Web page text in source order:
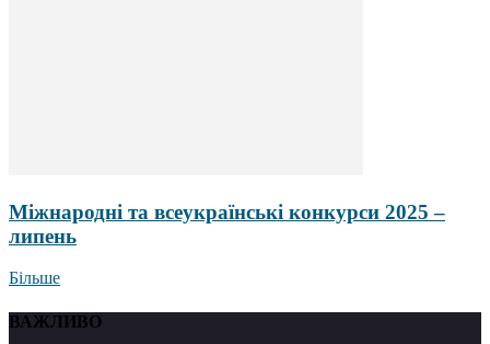
Міжнародні та всеукраїнські конкурси 2025 –
липень
Більше
ВАЖЛИВО